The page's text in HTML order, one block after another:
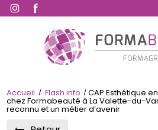
Accueil Flash info CAP Esthétique
chez Formabeauté à La Valette-du-
reconnu et un métier d’avenir